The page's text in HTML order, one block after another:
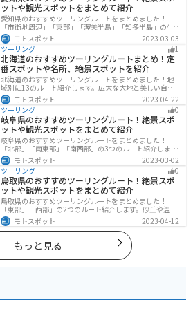
ットや観光スポットをまとめて紹介
愛知県のおすすめツーリングルートをまとめました！
「市街地周辺」「東部」「渥美半島」「知多半島」の4つ
のルート紹介します。名古屋周辺の栄えたスポットから
山、海、美術館なども多数あり、自然・歴史・文化を満
喫するツーリングができます。バイクで愛知県にツーリ
ングに行く際は参考にしてください。
モトスポット
2023-03-03
ツーリング
1
北海道のおすすめツーリングルートまとめ！定
番スポットや名所、絶景スポットを紹介
北海道のおすすめツーリングルートをまとめました！地
域別に13のルート紹介します。広大な大地と美しい自然
が広がり、四季折々の魅力を楽しめる観光スポットが数
多くあります。バイクで北海道にツーリングに行く際は
参考にしてください。
モトスポット
2023-04-22
ツーリング
0
岐阜県のおすすめツーリングルート！絶景スポ
ットや観光スポットをまとめて紹介
岐阜県のおすすめツーリングルートをまとめました！
「北部」「南東部」「南西部」の3つのルート紹介しま
す。自然豊かな山が充実しており、山を生かした施設や
グルメ、絶景スポットなど、自然を満喫するツーリング
ができます。バイクで岐阜県にツーリングに行く際は参
考にしてください。
モトスポット
2023-03-02
ツーリング
0
鳥取県のおすすめツーリングルート！絶景スポ
ットや観光スポットをまとめて紹介
鳥取県のおすすめツーリングルートをまとめました！
「東部」「西部」の2つのルート紹介します。砂丘や温泉
地、歴史ある城跡など魅力溢れるスポットが多数あるの
で楽しめます。バイクで鳥取県にツーリングに行く際は
参考にしてください。
モトスポット 2023-04-12
もっと見る